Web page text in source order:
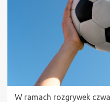
W ramach rozgrywek